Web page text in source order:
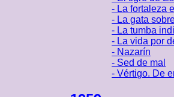
- La fortaleza
- La gata
- La tumba
- La vida por
- Nazarín
- Sed de mal
- Vértigo. De